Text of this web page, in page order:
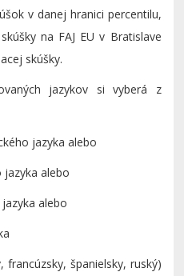
v danej hranici percentilu,
na FAJ EU v Bratislave
skúšky.
jazykov si vyberá z
jazyka alebo
jazyka alebo
alebo
francúzsky, španielsky, ruský)